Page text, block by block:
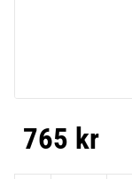
765 kr